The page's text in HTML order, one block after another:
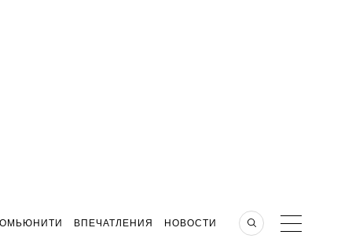
ВПЕЧАТЛЕНИЯ НОВОСТИ